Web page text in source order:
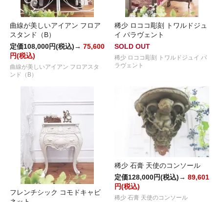
曲線が美しいアイアン フロア
スタンド（B）
定価108,000円(税込)→ 75,600
円(税込)
曲線が美しいアイアン フロアスタ
ンド（B）
稀少 ロココ彫刻 トワルドジュ
イ パラヴェント
SOLD OUT
稀少 ロココ彫刻 トワルドジュイ パ
ラヴェント
フレンチシック コモドキャビ
稀少 石膏 天使のコンソール
定価128,000円(税込)→ 89,601
円(税込)
稀少 石膏 天使のコンソール